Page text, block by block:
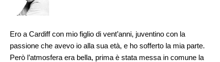
Ero a Cardiff con mio figlio di vent’anni, juventino con la
passione che avevo io alla sua età, e ho sofferto la mia parte.
Però l’atmosfera era bella, prima è stata messa in comune la